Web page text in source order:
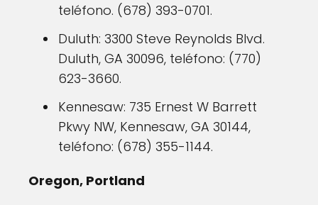
teléfono. (678) 393-0701.
Duluth: 3300 Steve Reynolds Blvd.
Duluth, GA 30096, teléfono: (770)
623-3660.
Kennesaw: 735 Ernest W Barrett
Pkwy NW, Kennesaw, GA 30144,
teléfono: (678) 355-1144.
Oregon, Portland